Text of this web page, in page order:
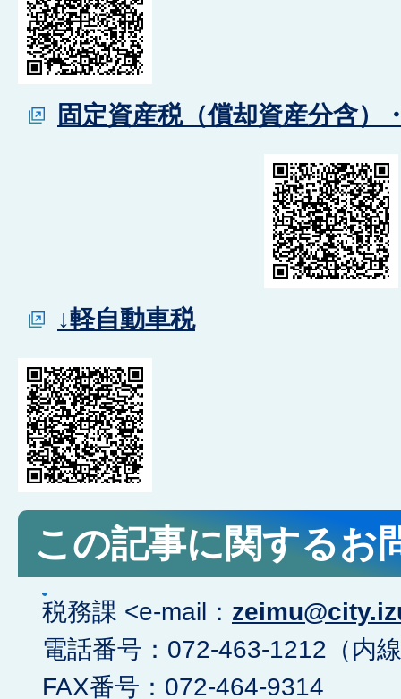
固定資産税（償却資産分含）
↓軽自動車税
この記事に関するお
税務課 <e-mail：
電話番号：072-463-1212（内
FAX番号：072-464-9314